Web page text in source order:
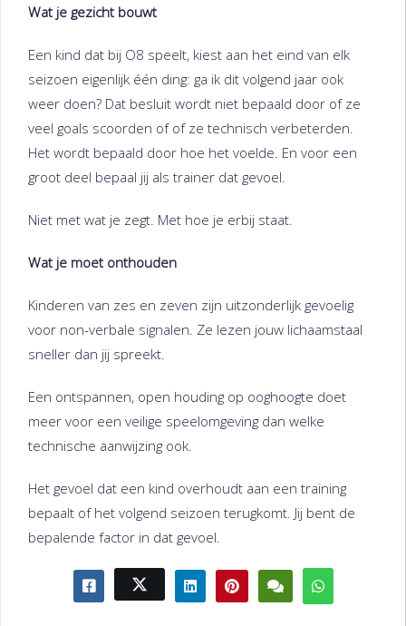
Wat je gezicht bouwt
Een kind dat bij O8 speelt, kiest aan het eind van elk
seizoen eigenlijk één ding: ga ik dit volgend jaar ook
weer doen? Dat besluit wordt niet bepaald door of ze
veel goals scoorden of of ze technisch verbeterden.
Het wordt bepaald door hoe het voelde. En voor een
groot deel bepaal jij als trainer dat gevoel.
Niet met wat je zegt. Met hoe je erbij staat.
Wat je moet onthouden
Kinderen van zes en zeven zijn uitzonderlijk gevoelig
voor non-verbale signalen. Ze lezen jouw lichaamstaal
sneller dan jij spreekt.
Een ontspannen, open houding op ooghoogte doet
meer voor een veilige speelomgeving dan welke
technische aanwijzing ook.
Het gevoel dat een kind overhoudt aan een training
bepaalt of het volgend seizoen terugkomt. Jij bent de
bepalende factor in dat gevoel.